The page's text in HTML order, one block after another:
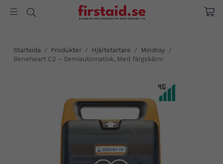
Startsida / Produkter / Hjärtstartare / Mindray /
Beneheart C2 - Semiautomatisk, Med färgskärm